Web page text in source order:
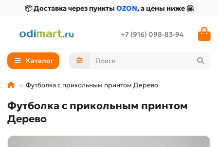
📦 Доставка через пункты OZON, а цены ниже 🤗
+7 (916) 098-83-94
Каталог
Футболка с прикольным принтом Дерево
Футболка с прикольным принтом
Дерево